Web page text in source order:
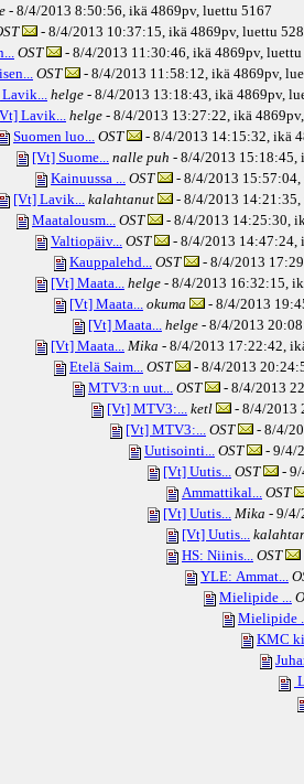
- 8/4/2013 8:50:56, ikä 4869pv, luettu 5167
- 8/4/2013 10:37:15, ikä 4869pv, luettu
OST - 8/4/2013 11:30:46, ikä 4869pv, luettu
OST - 8/4/2013 11:58:12, ikä 4869pv,
helge - 8/4/2013 13:18:43, ikä 4869pv,
Lavik...helge - 8/4/2013 13:27:22, ikä 4869pv
Suomen luo... OST - 8/4/2013 14:15:32, ikä
[Vt] Suome... nalle puh - 8/4/2013 15:18:45,
Kainuussa ... OST - 8/4/2013 15:57:04,
[Vt] Lavik... kalahtanut - 8/4/2013 14:21:35,
Maatalousm... OST - 8/4/2013 14:25:30,
Valtiopäiv... OST - 8/4/2013 14:47:24,
Kauppalehd... OST - 8/4/2013
[Vt] Maata... helge - 8/4/2013 16:32:15,
[Vt] Maata... okuma - 8/4/2013
[Vt] Maata... helge - 8/4/2013
[Vt] Maata... Mika - 8/4/2013 17:22:42,
Etelä Saim... OST - 8/4/2013
MTV3:n uut... OST - 8/4/2013
[Vt] MTV3:... ketl - 8/4/2013
[Vt] MTV3:... OST - 8/4/
Uutisointi... OST - 9/4/
[Vt] Uutis... OST -
Ammattikal... OST
[Vt] Uutis... Mika - 9/4/
[Vt] Uutis...
HS: Niinis... OST
YLE: Ammat...
Mielipide ...
Mielipide
KMC